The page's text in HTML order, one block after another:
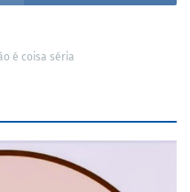
é coisa séria